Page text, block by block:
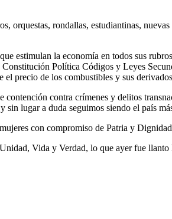
rondallas, estudiantinas,
estimulan la economía en todos sus
Política Códigos y Leyes
el precio de los combustibles y sus
contra crímenes y delitos
lugar a duda seguimos siendo el país
con compromiso de Patria y
Vida y Verdad, lo que ayer fue